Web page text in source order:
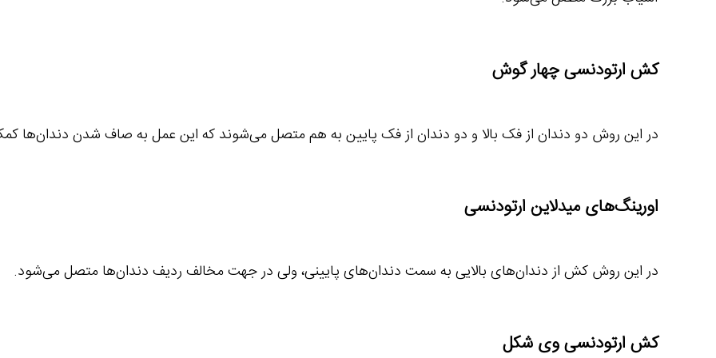
کش ارتودنسی چهار گوش
در این روش دو دندان از فک بالا و دو دندان از فک پایین به هم متصل می‌شوند که این عمل به صاف شدن دندان‌ها
اورینگ‌های میدلاین ارتودنسی
در این روش کش از دندان‌های بالایی به سمت دندان‌های پایینی، ولی در جهت مخالف ردیف دندان‌ها متصل می‌شود.
کش ارتودنسی وی شکل